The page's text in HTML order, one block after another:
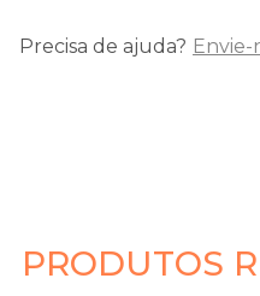
Precisa de ajuda?
PRODUTOS